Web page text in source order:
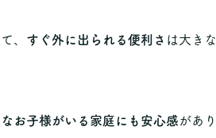
、 すぐ外に出られる便利さ は大きな
お子様がいる家庭にも安心感があり